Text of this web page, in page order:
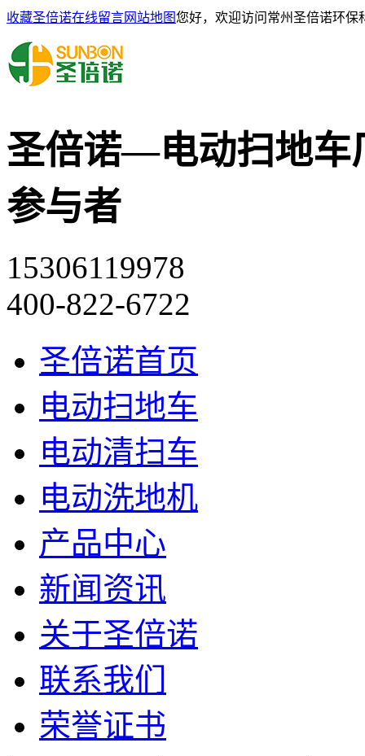
收藏圣倍诺在线留言网站地图您好，欢迎访问常州圣倍诺环保
圣倍诺—电动扫地车
参与者
15306119978
400-822-6722
圣倍诺首页
电动扫地车
电动清扫车
电动洗地机
产品中心
新闻资讯
关于圣倍诺
联系我们
荣誉证书